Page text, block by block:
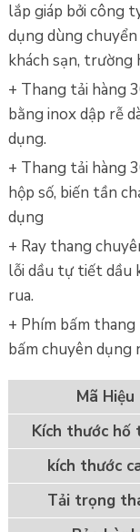
lắp giáp bởi công
dụng dùng
khách sạn, trường
+ Thang tải hàng
bằng inox dập rễ
dụng.
+ Thang tải hàng
hộp số, biến tần
dụng
+ Ray thang
lỗi dầu tự tiết dầu
rua.
+ Phím bấm
bấm chuyên dụng
Mã Hiệu
Kích thước hố
kích thước
Tải trọng